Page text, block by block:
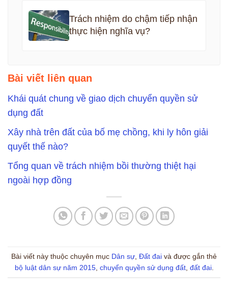
Trách nhiệm do chậm tiếp nhận
thực hiện nghĩa vụ?
Bài viết liên quan
Khái quát chung về giao dịch chuyển quyền sử
dụng đất
Xây nhà trên đất của bố mẹ chồng, khi ly hôn giải
quyết thế nào?
Tổng quan về trách nhiệm bồi thường thiệt hại
ngoài hợp đồng
Bài viết này thuộc chuyên mục Dân sự Đất đai và được gắn thẻ
bộ luật dân sự năm 2015, chuyển quyền sử dụng đất, đất đai.